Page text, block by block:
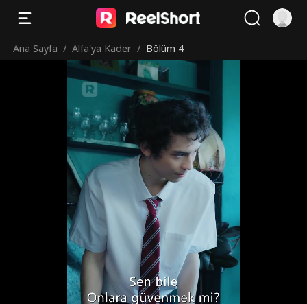
Ana Sayfa / Alfa'ya Kader / Bölüm 4